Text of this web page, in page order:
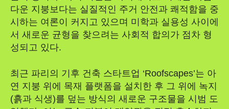
다운 지붕보다는 실질적인 주거 안전과 쾌적함을 중
시하는 여론이 커지고 있으며 미학과 실용성 사이에
서 새로운 균형을 찾으려는 사회적 합의가 점차 형
성되고 있다.
최근 파리의 기후 건축 스타트업 ‘Roofscapes’는 아
연 지붕 위에 목재 플랫폼을 설치한 후 그 위에 녹지
(흙과 식생)를 덮는 방식의 새로운 구조물을 시범 도